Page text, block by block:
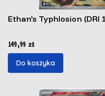
Ethan's Typhlosion (DRI
Cena
149,99 zł
Do koszyka